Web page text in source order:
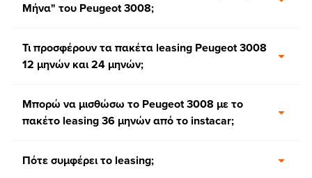
Μήνα" του Peugeot 3008;
Τι προσφέρουν τα πακέτα leasing Peugeot 3008
12 μηνών και 24 μηνών;
Μπορώ να μισθώσω το Peugeot 3008 με το
πακέτο leasing 36 μηνών από το instacar;
Πότε συμφέρει το leasing;